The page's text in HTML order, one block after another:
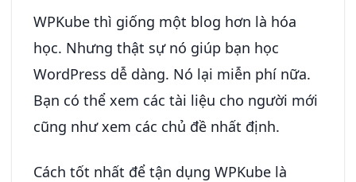
WPKube thì giống một blog hơn là hóa
học. Nhưng thật sự nó giúp bạn học
WordPress dễ dàng. Nó lại miễn phí nữa.
Bạn có thể xem các tài liệu cho người mới
cũng như xem các chủ đề nhất định.
Cách tốt nhất để tận dụng WPKube là